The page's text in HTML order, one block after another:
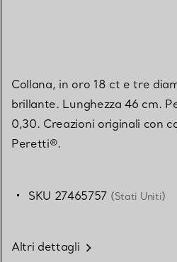
Collana, in oro 18 ct e tre
brillante. Lunghezza 46 cm.
0,30. Creazioni originali con
Peretti®.
SKU 27465757 (Stati Uniti)
Altri dettagli